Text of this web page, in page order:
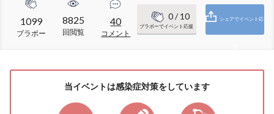
1099
ブラボー
8825
回閲覧
40
コメント
0/ 10
ブラボーでイベント応援
シェアでイベント応
当イベントは感染症対策をしています